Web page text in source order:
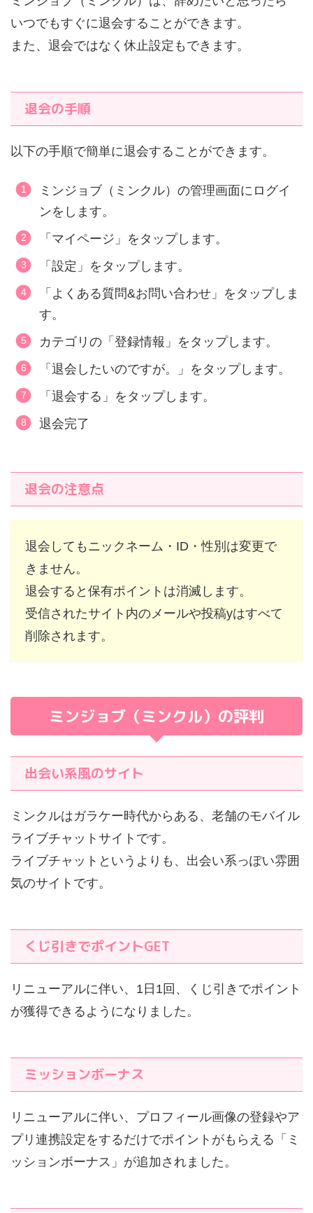
いつでもすぐに退会することができます。
また、退会ではなく休止設定もできます。
退会の手順
以下の手順で簡単に退会することができます。
ミンジョブ（ミンクル）の管理画面にログイ
ンをします。
「マイページ」をタップします。
「設定」をタップします。
「よくある質問&お問い合わせ」をタップしま
す。
カテゴリの「登録情報」をタップします。
「退会したいのですが。」をタップします。
「退会する」をタップします。
退会完了
退会の注意点
退会してもニックネーム・ID・性別は変更で
きません。
退会すると保有ポイントは消滅します。
受信されたサイト内のメールや投稿yはすべて
削除されます。
ミンジョブ（ミンクル）の評判
出会い系風のサイト
ミンクルはガラケー時代からある、老舗のモバイル
ライブチャットサイトです。
ライブチャットというよりも、出会い系っぽい雰囲
気のサイトです。
くじ引きでポイントGET
リニューアルに伴い、1日1回、くじ引きでポイント
が獲得できるようになりました。
ミッションボーナス
リニューアルに伴い、プロフィール画像の登録やア
プリ連携設定をするだけでポイントがもらえる「ミ
ッションボーナス」が追加されました。